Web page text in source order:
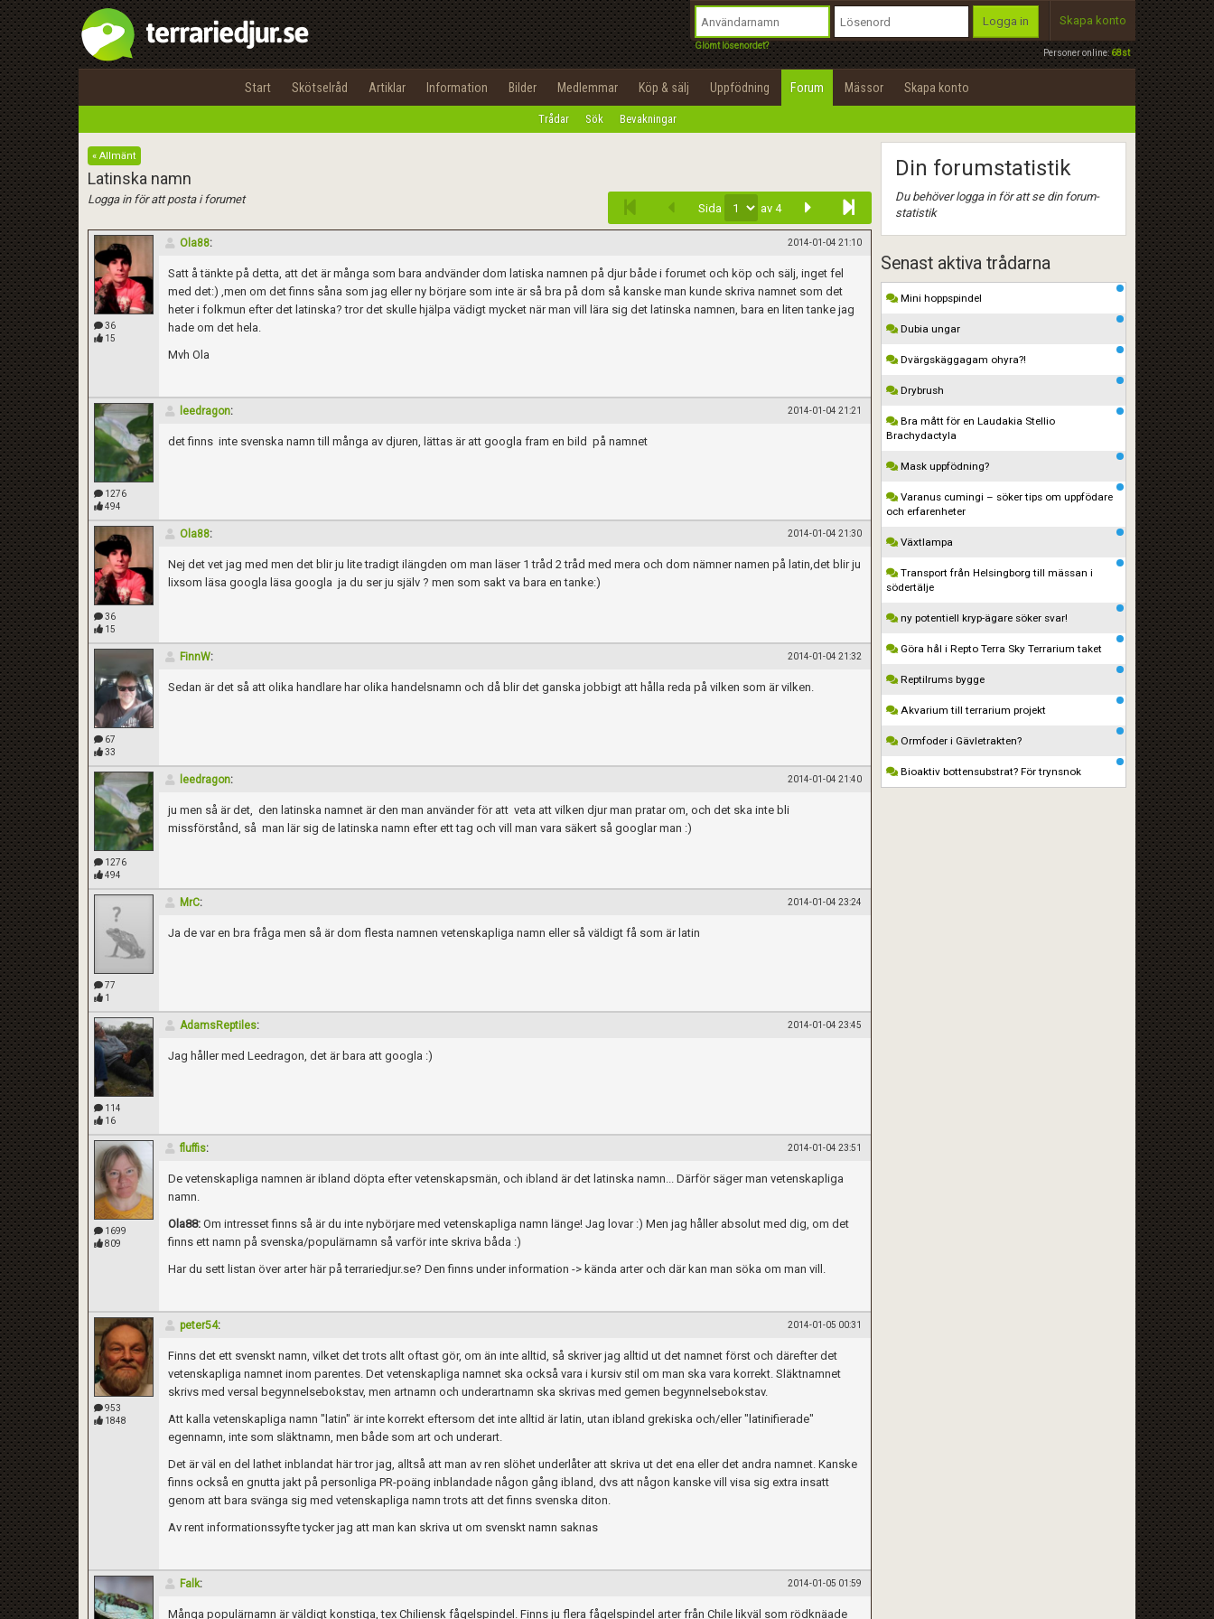
Personer online:68st
Logga in
Glömt lösenordet?
Skapa konto
Start Skötselråd Artiklar Information Bilder Medlemmar Köp & sälj Uppfödning Forum Mässor Skapa konto
Trådar Sök Bevakningar
« Allmänt
Latinska namn
Logga in för att posta i forumet
Sida av 4
36
15
Ola88: 2014-01-04 21:10
Satt å tänkte på detta, att det är många som bara andvänder dom latiska namnen på djur både i forumet och köp och sälj, inget fel
med det:) ,men om det finns såna som jag eller ny börjare som inte är så bra på dom så kanske man kunde skriva namnet som det
heter i folkmun efter det latinska? tror det skulle hjälpa vädigt mycket när man vill lära sig det latinska namnen, bara en liten tanke jag
hade om det hela.
Mvh Ola
1276
494
leedragon: 2014-01-04 21:21
det finns inte svenska namn till många av djuren, lättas är att googla fram en bild på namnet
36
15
Ola88: 2014-01-04 21:30
Nej det vet jag med men det blir ju lite tradigt ilängden om man läser 1 tråd 2 tråd med mera och dom nämner namen på latin,det blir ju
lixsom läsa googla läsa googla ja du ser ju själv ? men som sakt va bara en tanke:)
67
33
FinnW: 2014-01-04 21:32
Sedan är det så att olika handlare har olika handelsnamn och då blir det ganska jobbigt att hålla reda på vilken som är vilken.
1276
494
leedragon: 2014-01-04 21:40
ju men så är det, den latinska namnet är den man använder för att veta att vilken djur man pratar om, och det ska inte bli
missförstånd, så man lär sig de latinska namn efter ett tag och vill man vara säkert så googlar man :)
77
1
MrC: 2014-01-04 23:24
Ja de var en bra fråga men så är dom flesta namnen vetenskapliga namn eller så väldigt få som är latin
114
16
AdamsReptiles: 2014-01-04 23:45
Jag håller med Leedragon, det är bara att googla :)
1699
809
fluffis: 2014-01-04 23:51
De vetenskapliga namnen är ibland döpta efter vetenskapsmän, och ibland är det latinska namn... Därför säger man vetenskapliga
namn.
Ola88: Om intresset finns så är du inte nybörjare med vetenskapliga namn länge! Jag lovar :) Men jag håller absolut med dig, om det
finns ett namn på svenska/populärnamn så varför inte skriva båda :)
Har du sett listan över arter här på terrariedjur.se? Den finns under information -> kända arter och där kan man söka om man vill.
953
1848
peter54: 2014-01-05 00:31
Finns det ett svenskt namn, vilket det trots allt oftast gör, om än inte alltid, så skriver jag alltid ut det namnet först och därefter det
vetenskapliga namnet inom parentes. Det vetenskapliga namnet ska också vara i kursiv stil om man ska vara korrekt. Släktnamnet
skrivs med versal begynnelsebokstav, men artnamn och underartnamn ska skrivas med gemen begynnelsebokstav.
Att kalla vetenskapliga namn "latin" är inte korrekt eftersom det inte alltid är latin, utan ibland grekiska och/eller "latinifierade"
egennamn, inte som släktnamn, men både som art och underart.
Det är väl en del lathet inblandat här tror jag, alltså att man av ren slöhet underlåter att skriva ut det ena eller det andra namnet. Kanske
finns också en gnutta jakt på personliga PR-poäng inblandade någon gång ibland, dvs att någon kanske vill visa sig extra insatt
genom att bara svänga sig med vetenskapliga namn trots att det finns svenska diton.
Av rent informationssyfte tycker jag att man kan skriva ut om svenskt namn saknas
Falk: 2014-01-05 01:59
Många populärnamn är väldigt konstiga, tex Chiliensk fågelspindel. Finns ju flera fågelspindel arter från Chile likväl som rödknäade
Din forumstatistik
Du behöver logga in för att se din forum-
statistik
Senast aktiva trådarna
Mini hoppspindel
Dubia ungar
Dvärgskäggagam ohyra?!
Drybrush
Bra mått för en Laudakia Stellio
Brachydactyla
Mask uppfödning?
Varanus cumingi – söker tips om uppfödare
och erfarenheter
Växtlampa
Transport från Helsingborg till mässan i
södertälje
ny potentiell kryp-ägare söker svar!
Göra hål i Repto Terra Sky Terrarium taket
Reptilrums bygge
Akvarium till terrarium projekt
Ormfoder i Gävletrakten?
Bioaktiv bottensubstrat? För trynsnok
Kom ihåg att följa terrariedjur.se's regler när du postar i forumet.
Infoga
Utför
100%
OK
integritetspolicy
Namn:
Epost:
Privacy Policy
Terms of Service
Skapa konto
Begär nytt lösenord
Tillbaka till förstasidan